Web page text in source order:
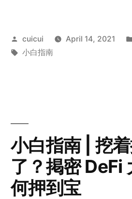
Posted
by
cuicui April 14, 2021
Tags:
小白指南
小白指南 | 挖
了？掲密 DeFi
何押到宝